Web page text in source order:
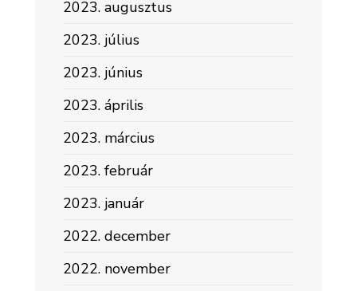
2023. augusztus
2023. július
2023. június
2023. április
2023. március
2023. február
2023. január
2022. december
2022. november